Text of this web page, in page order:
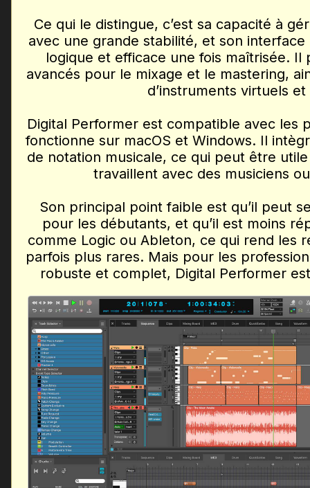
Ce qui le distingue, c’est sa capacité à
avec une grande stabilité, et son
logique et efficace une fois maîtrisée. Il
avancés pour le mixage et le mastering,
d’instruments virtuels et
Digital Performer est compatible avec les
fonctionne sur macOS et Windows. Il
de notation musicale, ce qui peut être
travaillent avec des musiciens
Son principal point faible est qu’il peut
pour les débutants, et qu’il est moins
comme Logic ou Ableton, ce qui rend les
parfois plus rares. Mais pour les
robuste et complet, Digital Performer